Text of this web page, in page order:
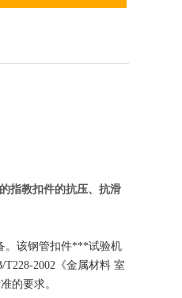
指教扣件的抗压、抗滑
。该钢管扣件***试验机
T228-2002 《金属材料 室
的要求。